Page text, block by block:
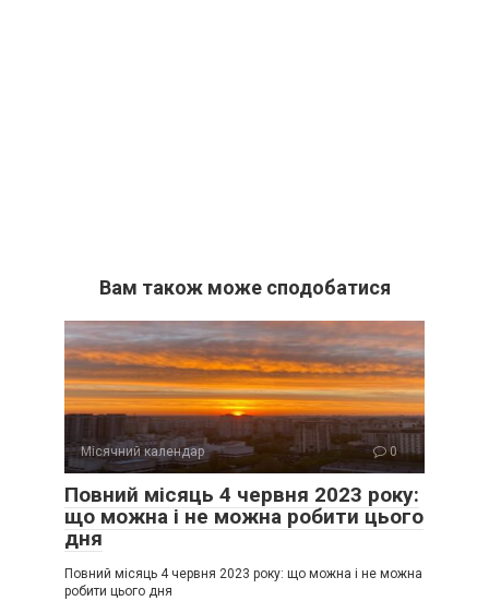
Вам також може сподобатися
Місячний календар 0
Повний місяць 4 червня 2023 року:
що можна і не можна робити цього
дня
Повний місяць 4 червня 2023 року: що можна і не можна
робити цього дня